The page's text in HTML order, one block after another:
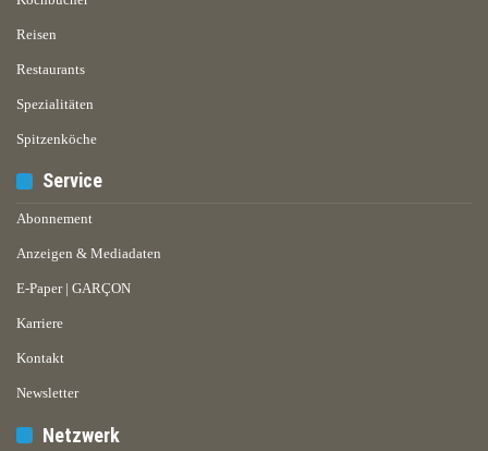
Reisen
Restaurants
Spezialitäten
Spitzenköche
Service
Abonnement
Anzeigen & Mediadaten
E-Paper | GARÇON
Karriere
Kontakt
Newsletter
Netzwerk